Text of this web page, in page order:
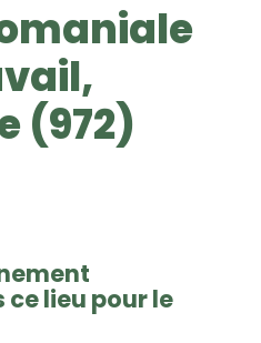
(972)
lieu pour le